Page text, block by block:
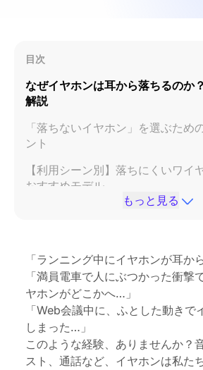
目次
なぜイヤホンは耳から落ちるのか
解説
「落ちないイヤホン」を選ぶため
ント
【利用シーン別】落ちにくいワイ
おすすめモデル
まとめ：自分にぴったりの「落ち
快適な毎日を
「落ちないイヤホン」に関するよ
（FAQ）
もっと見る
「ランニング中にイヤホンが耳か
「満員電車で人にぶつかった衝撃
ヤホンがどこかへ…」
「Web会議中に、ふとした動きで
しまった…」
このような経験、ありませんか？
スト、通話など、イヤホンは私た